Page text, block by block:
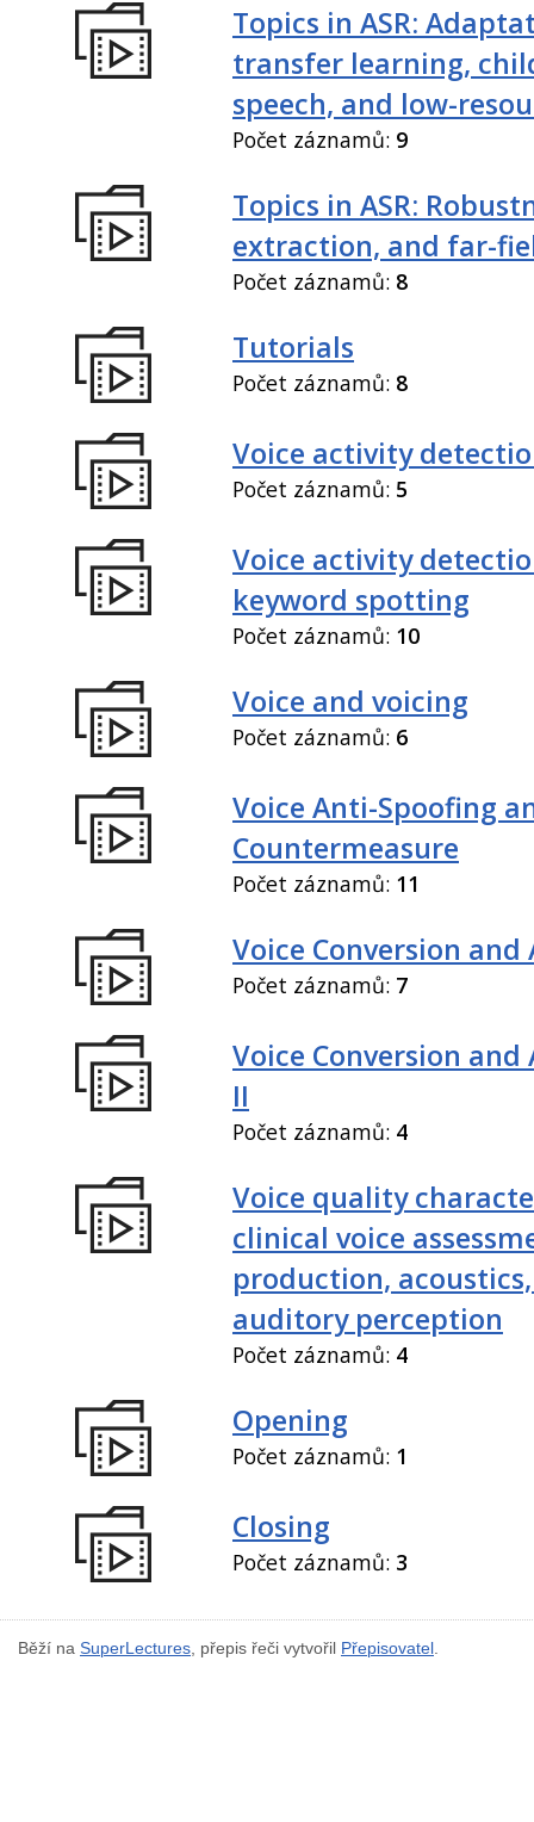
Topics in ASR:
transfer learning,
speech, and low-
Počet záznamů: 9
Topics in ASR:
extraction, and far-
Počet záznamů: 8
Tutorials
Počet záznamů: 8
Voice activity
Počet záznamů: 5
Voice activity
keyword spotting
Počet záznamů: 10
Voice and voicing
Počet záznamů: 6
Voice Anti-Spoofing
Countermeasure
Počet záznamů: 11
Voice Conversion
Počet záznamů: 7
Voice Conversion
II
Počet záznamů: 4
Voice quality
clinical voice
production,
auditory perception
Počet záznamů: 4
Opening
Počet záznamů: 1
Closing
Počet záznamů: 3
Běží na SuperLectures , přepis řeči vytvořil Přepisovatel